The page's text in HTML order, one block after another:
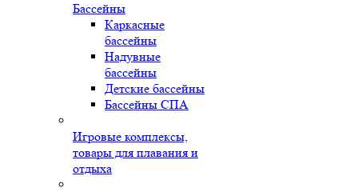
Бассейны
Каркасные
бассейны
Надувные
бассейны
Детские бассейны
Бассейны СПА
Игровые комплексы,
товары для плавания и
отдыха